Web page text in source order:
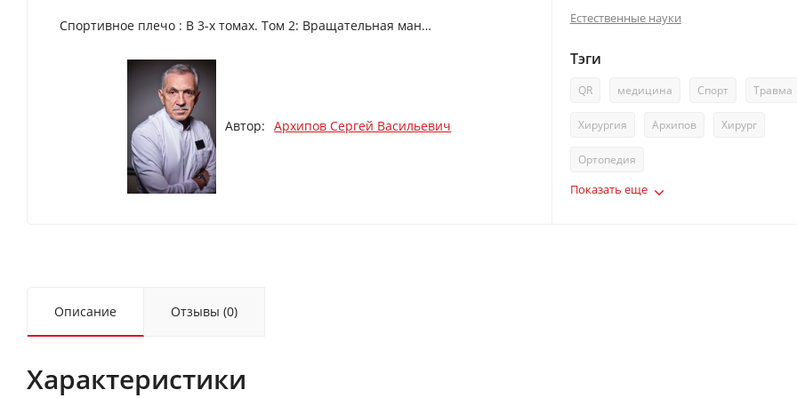
Спортивное плечо : В 3-х томах. Том 2: Вращательная манжета плеча
Автор: Архипов Сергей Васильевич
Естественные науки
Тэги
QR медицина Спорт Травма
Хирургия Архипов Хирург
Ортопедия
Показать еще
Описание Отзывы (0)
Характеристики